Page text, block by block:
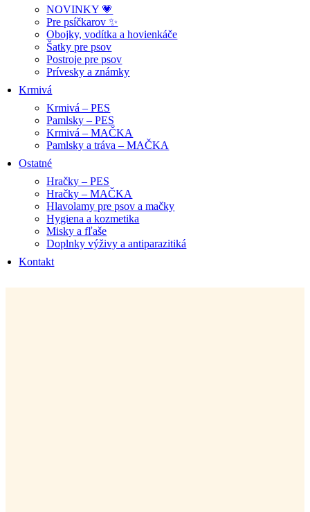
NOVINKY 💗
Pre psíčkarov ✨
Obojky, vodítka a hovienkáče
Šatky pre psov
Postroje pre psov
Prívesky a známky
Krmivá
Krmivá – PES
Pamlsky – PES
Krmivá – MAČKA
Pamlsky a tráva – MAČKA
Ostatné
Hračky – PES
Hračky – MAČKA
Hlavolamy pre psov a mačky
Hygiena a kozmetika
Misky a fľaše
Doplnky výživy a antiparazitiká
Kontakt